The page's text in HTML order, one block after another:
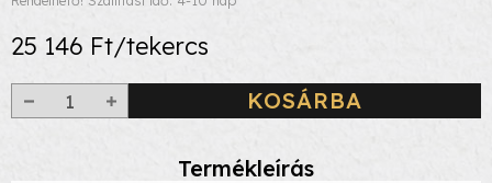
25 146 Ft/tekercs
KOSÁRBA
Termékleírás